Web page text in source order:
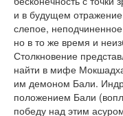
и в будущем отражение
слепое,
но в то же время и
Столкновение
найти в мифе
им демоном Бали.
положением Бали
победу над этим